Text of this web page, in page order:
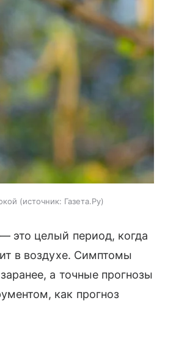
источник: Газета.Ру
это целый период, когда
в воздухе. Симптомы
а точные прогнозы
как прогноз